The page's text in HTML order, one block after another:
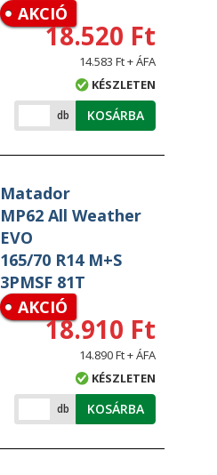
AKCIÓ
18.520 Ft
14.583 Ft + ÁFA
KÉSZLETEN
db KOSÁRBA
Matador
MP62 All Weather
EVO
165/70 R14 M+S
3PMSF 81T
AKCIÓ
18.910 Ft
14.890 Ft + ÁFA
KÉSZLETEN
db KOSÁRBA